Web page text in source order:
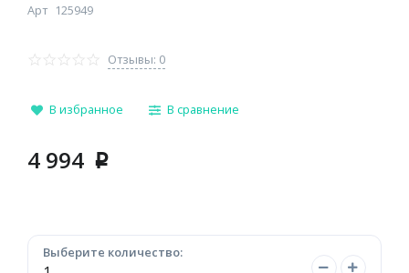
Арт 125949
Отзывы: 0
В избранное В сравнение
4 994 p
Выберите количество: